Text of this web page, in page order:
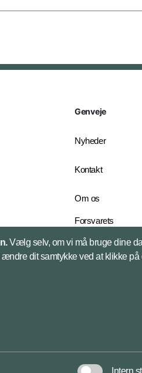
Genveje
Nyheder
Kontakt
Om os
Forsvarets
English Edition
Vælg selv, om vi må bruge dine
dit samtykke ved at klikke
Intern